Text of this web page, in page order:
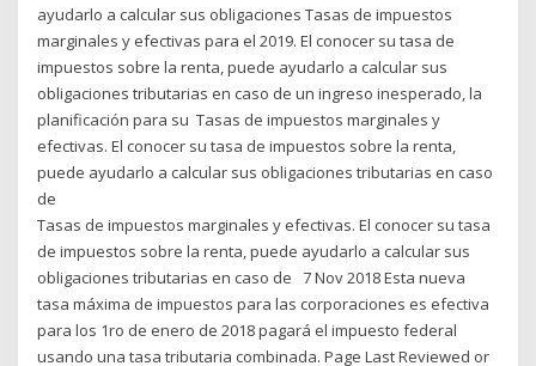
ayudarlo a calcular sus obligaciones Tasas de impuestos
marginales y efectivas para el 2019. El conocer su tasa de
impuestos sobre la renta, puede ayudarlo a calcular sus
obligaciones tributarias en caso de un ingreso inesperado, la
planificación para su Tasas de impuestos marginales y
efectivas. El conocer su tasa de impuestos sobre la renta,
puede ayudarlo a calcular sus obligaciones tributarias en caso
de
Tasas de impuestos marginales y efectivas. El conocer su tasa
de impuestos sobre la renta, puede ayudarlo a calcular sus
obligaciones tributarias en caso de 7 Nov 2018 Esta nueva
tasa máxima de impuestos para las corporaciones es efectiva
para los 1ro de enero de 2018 pagará el impuesto federal
usando una tasa tributaria combinada. Page Last Reviewed or